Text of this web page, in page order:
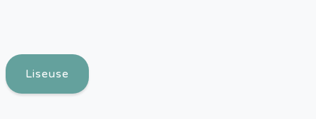
Liseuse